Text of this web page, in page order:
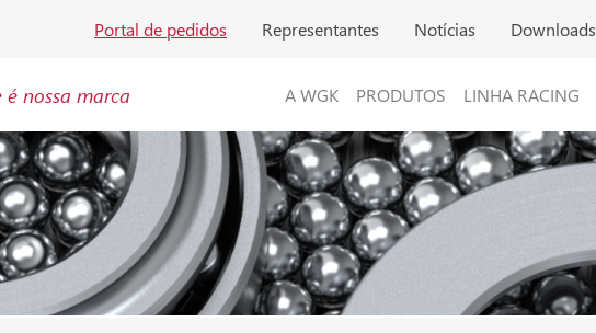
Portal de pedidos Representantes Notícias Downloads
nossa marca A WGK PRODUTOS LINHA RACING